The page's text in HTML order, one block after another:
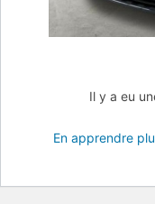
Il y a eu
En apprendre